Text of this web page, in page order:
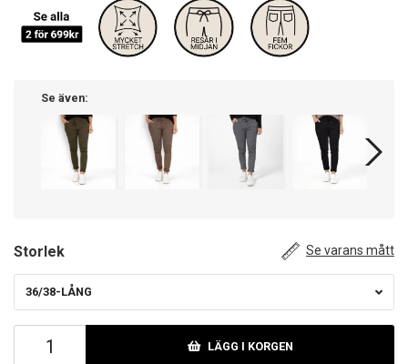
Se även:
Storlek Se varans mått
36/38-LÅNG
LÄGG I KORGEN